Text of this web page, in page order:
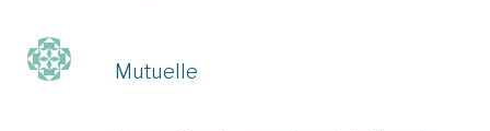
Mutuelle